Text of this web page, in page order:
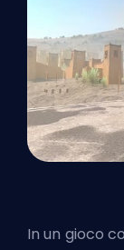
In un gioco